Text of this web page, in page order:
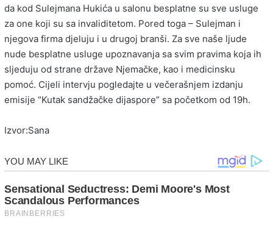
da kod Sulejmana Hukića u salonu besplatne su sve usluge
za one koji su sa invaliditetom. Pored toga – Sulejman i
njegova firma djeluju i u drugoj branši. Za sve naše ljude
nude besplatne usluge upoznavanja sa svim pravima koja ih
sljeduju od strane države Njemačke, kao i medicinsku
pomoć. Cijeli intervju pogledajte u večerašnjem izdanju
emisije “Kutak sandžačke dijaspore” sa početkom od 19h.
Izvor:Sana